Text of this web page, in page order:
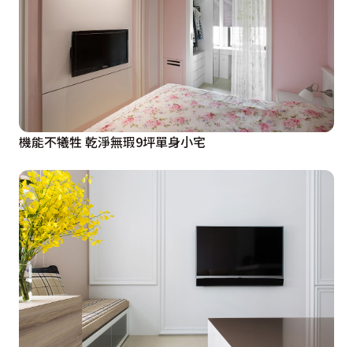
機能不犧牲 乾淨無瑕9坪單身小宅